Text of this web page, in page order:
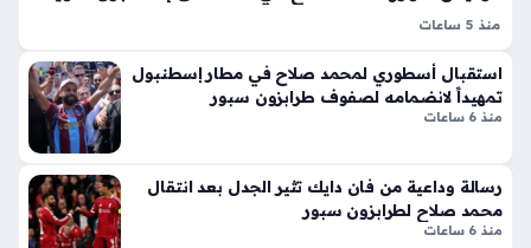
لا
ق
أيق
ونت
ها
دة
ذا
يرا
سا
عة
دة
الج
منذ 5 ساعات
الخطوة الحاسمة قبل التوقيع الرسمي؛ إذ توجه النجم المصري
صباح اليوم نحو مستشفى أجيبادم ماسلاك بمدينة إسطنبول لإجراء
استقبال أسطوري لمحمد صلاح في مطار إسطنبول
تمهيداً لانضمامه لصفوف طرابزون سبور
منذ 6 ساعات
رسالة وداعية من فان دايك تثير الجدل بعد انتقال
محمد صلاح لطرابزون سبور
منذ 6 ساعات